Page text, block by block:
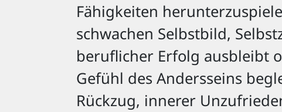
Fähigkeiten
schwachen Selbstbild,
beruflicher Erfolg ausbleibt
Gefühl des Andersseins
Rückzug, innerer